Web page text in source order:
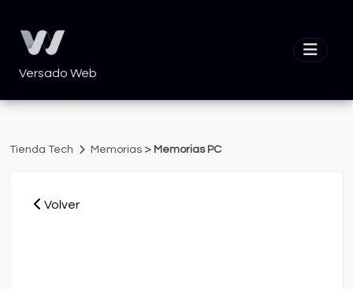
Versado Web
Tienda Tech Memorias > Memorias PC
Volver